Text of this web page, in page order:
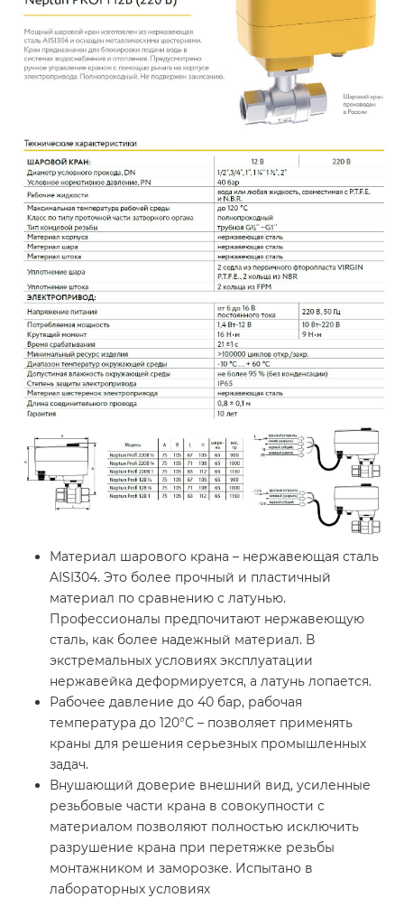
Материал шарового крана – нержавеющая сталь
AISI304. Это более прочный и пластичный
материал по сравнению с латунью.
Профессионалы предпочитают нержавеющую
сталь, как более надежный материал. В
экстремальных условиях эксплуатации
нержавейка деформируется, а латунь лопается.
Рабочее давление до 40 бар, рабочая
температура до 120°С – позволяет применять
краны для решения серьезных промышленных
задач.
Внушающий доверие внешний вид, усиленные
резьбовые части крана в совокупности с
материалом позволяют полностью исключить
разрушение крана при перетяжке резьбы
монтажником и заморозке. Испытано в
лабораторных условиях